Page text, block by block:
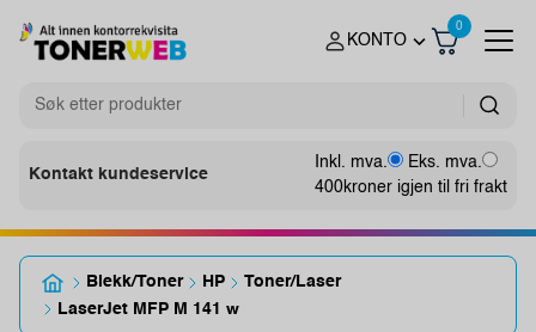
KONTO
0
Kontakt kundeservice
Inkl. mva.
Eks. mva.
400kroner igjen til fri frakt
Blekk/Toner HP
Toner/Laser
LaserJet MFP M 141 w